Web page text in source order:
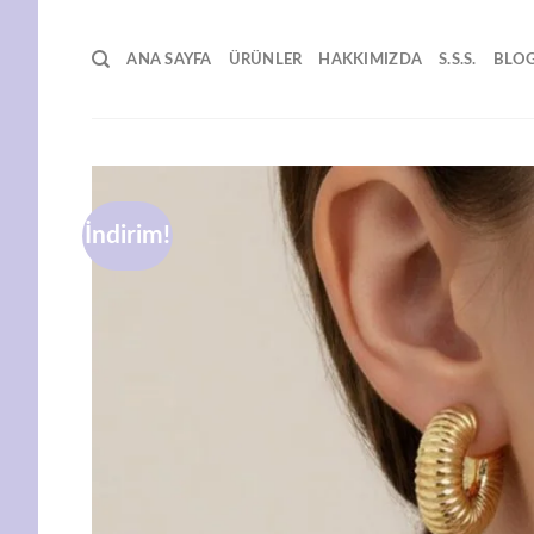
ANA SAYFA ÜRÜNLER HAKKIMIZDA S.S.S.
İndirim!